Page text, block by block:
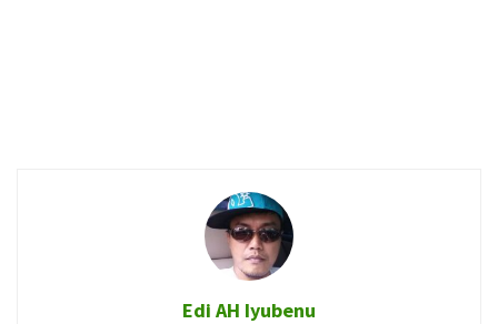
Edi AH Iyubenu